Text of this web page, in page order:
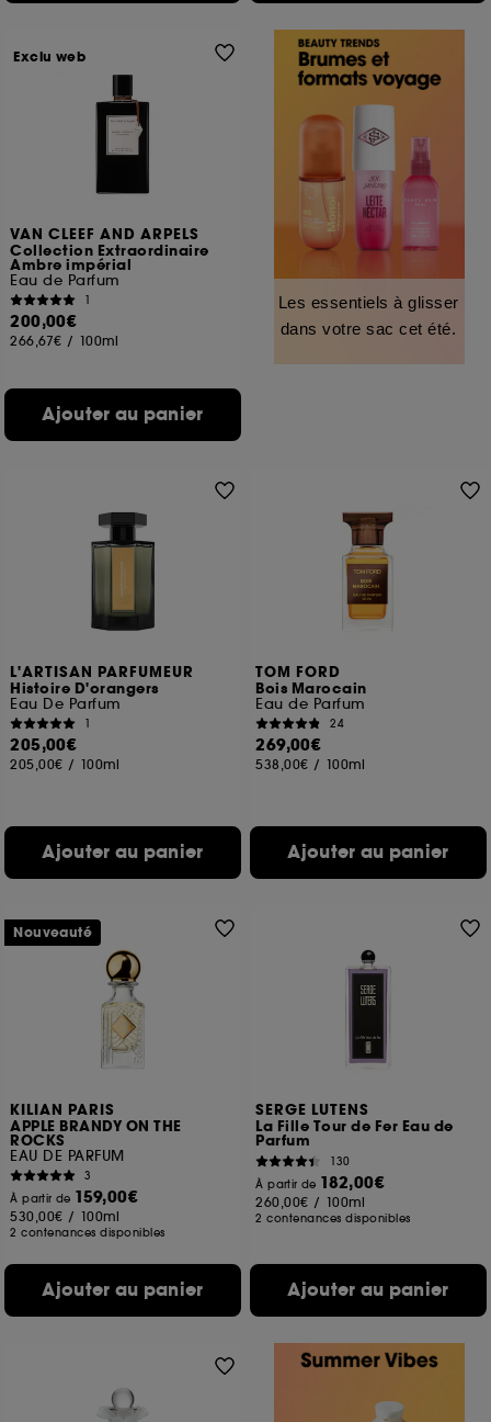
VAN CLEEF AND ARPELS
Collection Extraordinaire
Ambre impérial
Eau de Parfum
1
200,00€
266,67€ / 100ml
Ajouter au panier
Exclu web
Les essentiels à glisser
dans votre sac cet été.
L'ARTISAN PARFUMEUR
Histoire D'orangers
Eau De Parfum
1
205,00€
205,00€ / 100ml
Ajouter au panier
TOM FORD
Bois Marocain
Eau de Parfum
24
269,00€
538,00€ / 100ml
Ajouter au panier
KILIAN PARIS
APPLE BRANDY ON THE
ROCKS
EAU DE PARFUM
3
À partir de 159,00€
530,00€ / 100ml
2 contenances disponibles
Ajouter au panier
Nouveauté
SERGE LUTENS
La Fille Tour de Fer Eau de
Parfum
130
À partir de 182,00€
260,00€ / 100ml
2 contenances disponibles
Ajouter au panier